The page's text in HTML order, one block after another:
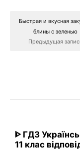
Быстрая и вкусная
блины с зеленью
Предыдущая
ᐈ ГДЗ
11 клас